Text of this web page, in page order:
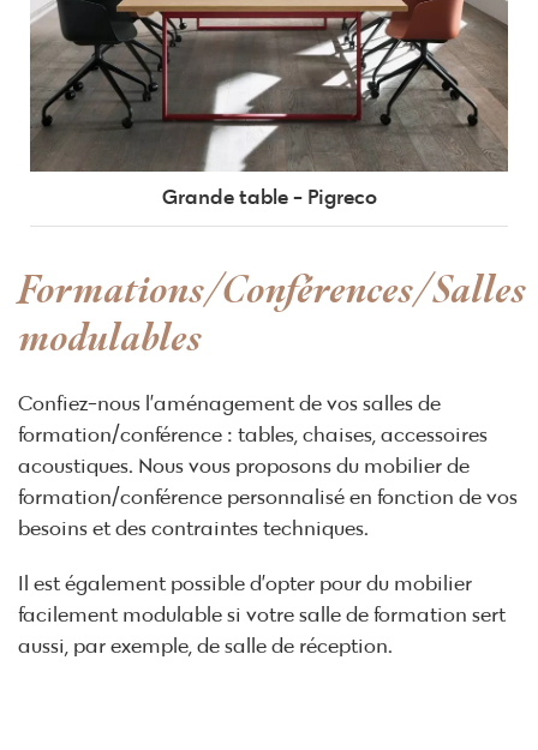
Grande table - Pigreco
Formations/Conférences/Salles
modulables
Confiez-nous l’aménagement de vos salles de
formation/conférence : tables, chaises, accessoires
acoustiques. Nous vous proposons du mobilier de
formation/conférence personnalisé en fonction de vos
besoins et des contraintes techniques.
Il est également possible d’opter pour du mobilier
facilement modulable si votre salle de formation sert
aussi, par exemple, de salle de réception.